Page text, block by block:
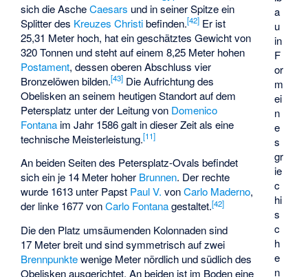
a
u
in
F
or
m
ei
n
e
s
gr
ie
c
hi
s
c
h
e
n
sich die AscheCaesars und in seiner Spitze ein
Splitter des Kreuzes Christibefinden.[42] Er ist
25,31 Meter hoch, hat ein geschätztes Gewicht von
320 Tonnen und steht auf einem 8,25 Meter hohen
Postament, dessen oberen Abschluss vier
Bronzelöwen bilden.[43] Die Aufrichtung des
Obelisken an seinem heutigen Standort auf dem
Petersplatz unter der Leitung von Domenico
Fontana im Jahr 1586 galt in dieser Zeit als eine
technische Meisterleistung.[11]
An beiden Seiten des Petersplatz-Ovals befindet
sich ein je 14 Meter hoher Brunnen. Der rechte
wurde 1613 unter Papst Paul V. vonCarlo Maderno,
der linke 1677 vonCarlo Fontanagestaltet.[42]
Die den Platz umsäumenden Kolonnaden sind
17 Meter breit und sind symmetrisch auf zwei
Brennpunktewenige Meter nördlich und südlich des
Obelisken ausgerichtet. An beiden ist im Boden eine